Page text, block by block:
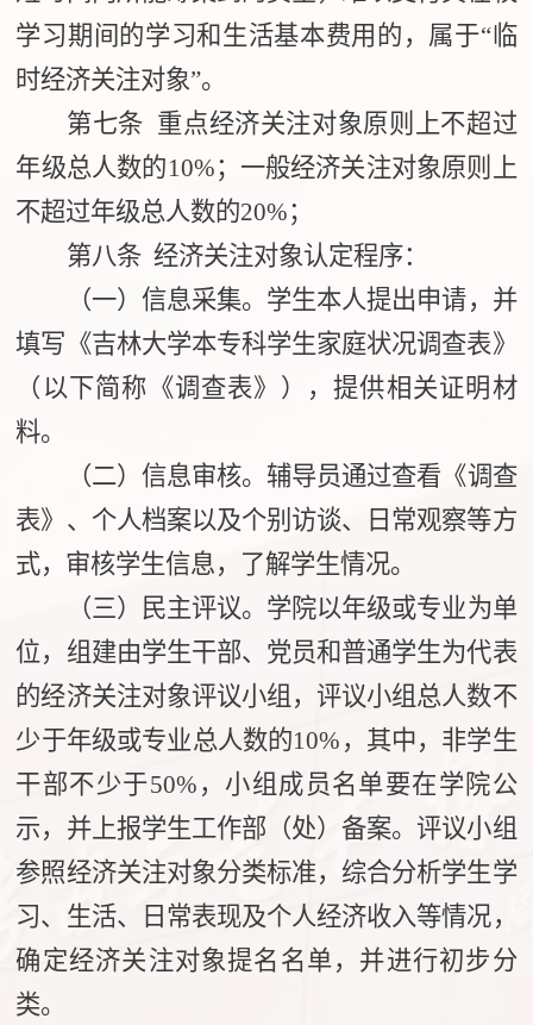
学习期间的学习和生活基本费用的，属于“临
时经济关注对象”。
第七条 重点经济关注对象原则上不超过
年级总人数的10%；一般经济关注对象原则上
不超过年级总人数的20%；
第八条 经济关注对象认定程序：
（一）信息采集。学生本人提出申请，并
填写《吉林大学本专科学生家庭状况调查表》
（以下简称《调查表》），提供相关证明材
料。
（二）信息审核。辅导员通过查看《调查
表》、个人档案以及个别访谈、日常观察等方
式，审核学生信息，了解学生情况。
（三）民主评议。学院以年级或专业为单
位，组建由学生干部、党员和普通学生为代表
的经济关注对象评议小组，评议小组总人数不
少于年级或专业总人数的10%，其中，非学生
干部不少于50%，小组成员名单要在学院公
示，并上报学生工作部（处）备案。评议小组
参照经济关注对象分类标准，综合分析学生学
习、生活、日常表现及个人经济收入等情况，
确定经济关注对象提名名单，并进行初步分
类。